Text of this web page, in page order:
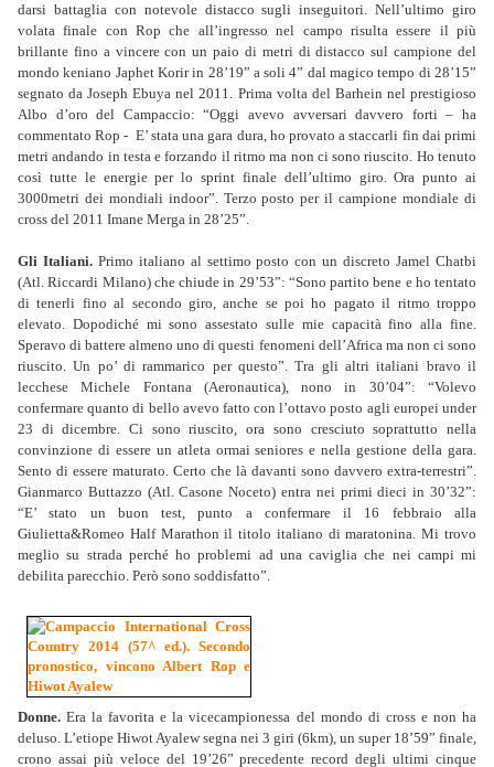
darsi battaglia con notevole distacco sugli inseguitori. Nell’ultimo giro
volata finale con Rop che all’ingresso nel campo risulta essere il più
brillante fino a vincere con un paio di metri di distacco sul campione del
mondo keniano Japhet Korir in 28’19” a soli 4” dal magico tempo di 28’15”
segnato da Joseph Ebuya nel 2011. Prima volta del Barhein nel prestigioso
Albo d’oro del Campaccio: “Oggi avevo avversari davvero forti – ha
commentato Rop - E’ stata una gara dura, ho provato a staccarli fin dai primi
metri andando in testa e forzando il ritmo ma non ci sono riuscito. Ho tenuto
così tutte le energie per lo sprint finale dell’ultimo giro. Ora punto ai
3000metri dei mondiali indoor”. Terzo posto per il campione mondiale di
cross del 2011 Imane Merga in 28’25”.
Gli Italiani.Primo italiano al settimo posto con un discreto Jamel Chatbi
(Atl. Riccardi Milano) che chiude in 29’53”: “Sono partito bene e ho tentato
di tenerli fino al secondo giro, anche se poi ho pagato il ritmo troppo
elevato. Dopodiché mi sono assestato sulle mie capacità fino alla fine.
Speravo di battere almeno uno di questi fenomeni dell’Africa ma non ci sono
riuscito. Un po’ di rammarico per questo”. Tra gli altri italiani bravo il
lecchese Michele Fontana (Aeronautica), nono in 30’04”: “Volevo
confermare quanto di bello avevo fatto con l’ottavo posto agli europei under
23 di dicembre. Ci sono riuscito, ora sono cresciuto soprattutto nella
convinzione di essere un atleta ormai seniores e nella gestione della gara.
Sento di essere maturato. Certo che là davanti sono davvero extra-terrestri”.
Gianmarco Buttazzo (Atl. Casone Noceto) entra nei primi dieci in 30’32”:
“E’ stato un buon test, punto a confermare il 16 febbraio alla
Giulietta&Romeo Half Marathon il titolo italiano di maratonina. Mi trovo
meglio su strada perché ho problemi ad una caviglia che nei campi mi
debilita parecchio. Però sono soddisfatto”.
Donne. Era la favorita e la vicecampionessa del mondo di cross e non ha
deluso. L’etiope Hiwot Ayalew segna nei 3 giri (6km), un super 18’59” finale,
crono assai più veloce del 19’26” precedente record degli ultimi cinque